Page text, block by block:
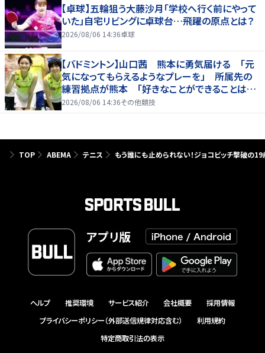
【卓球】五輪狙う大藤沙月「学校へ行く前にやって
いた」自宅リビングに卓球台…飛躍の原点とは？
2026/08/06 14:36卓球
【バドミントン】山口茜 熊本に勇気届ける 「元
気になってもらえるようなプレーを」 所属先の
練習拠点が熊本 「好きなことができることは当
たり前じゃない」
2026/08/06 14:36その他競技
TOP ABEMA テニス もう誰にも止められない！ジョコビッチ撃破の
アプリ版
ヘルプ 推奨環境 サービス紹介 会社概要
採用情報
プライバシーポリシー（外部送信規律対応含む）
利用規約
特定商取引法の表示